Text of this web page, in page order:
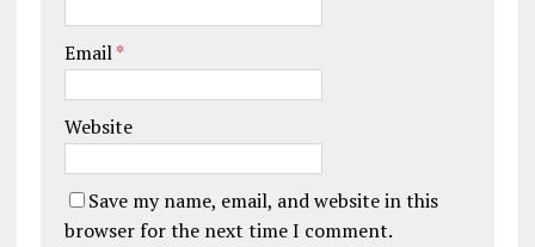
Email*
Website
Save my name, email, and website in this
browser for the next time I comment.